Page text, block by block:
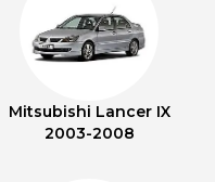
Mitsubishi Lancer IX
2003-2008